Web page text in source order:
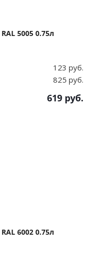
5005 0.75л
123 руб.
825 руб.
619 руб.
6002 0.75л